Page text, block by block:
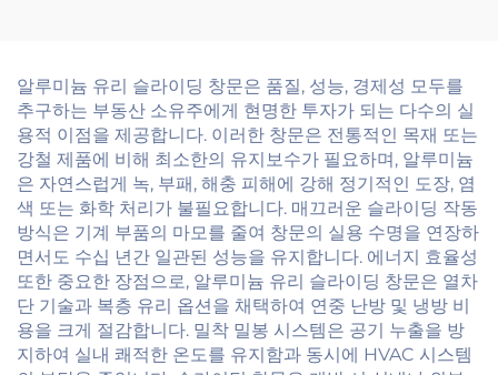
알루미늄 유리 슬라이딩 창문은 품질, 성능, 경제성 모두를
추구하는 부동산 소유주에게 현명한 투자가 되는 다수의 실
용적 이점을 제공합니다. 이러한 창문은 전통적인 목재 또는
강철 제품에 비해 최소한의 유지보수가 필요하며, 알루미늄
은 자연스럽게 녹, 부패, 해충 피해에 강해 정기적인 도장, 염
색 또는 화학 처리가 불필요합니다. 매끄러운 슬라이딩 작동
방식은 기계 부품의 마모를 줄여 창문의 실용 수명을 연장하
면서도 수십 년간 일관된 성능을 유지합니다. 에너지 효율성
또한 중요한 장점으로, 알루미늄 유리 슬라이딩 창문은 열차
단 기술과 복층 유리 옵션을 채택하여 연중 난방 및 냉방 비
용을 크게 절감합니다. 밀착 밀봉 시스템은 공기 누출을 방
지하여 실내 쾌적한 온도를 유지함과 동시에 HVAC 시스템